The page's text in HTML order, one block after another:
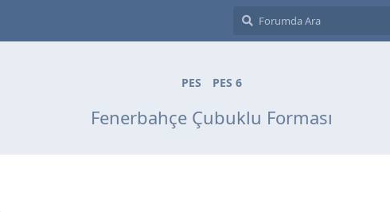
PES PES 6
Fenerbahçe Çubuklu Forması